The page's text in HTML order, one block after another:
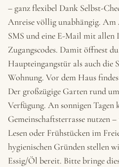
– ganz flexibel Dank Selbst-
Anreise völlig unabhängig. Am
SMS und eine E-Mail mit allen
Zugangscodes. Damit öffnest
Haupteingangstür als auch die
Wohnung. Vor dem Haus
Der großzügige Garten rund
Verfügung. An sonnigen Tagen
Gemeinschaftsterrasse nutzen
Lesen oder Frühstücken im
hygienischen Gründen stellen
Essig/Öl bereit. Bitte bringe